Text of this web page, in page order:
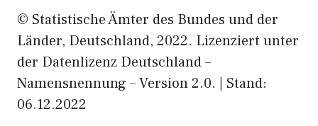
© Statistische Ämter des Bundes und der
Länder, Deutschland, 2022. Lizenziert unter
der Datenlizenz Deutschland –
Namensnennung – Version 2.0. | Stand:
06.12.2022